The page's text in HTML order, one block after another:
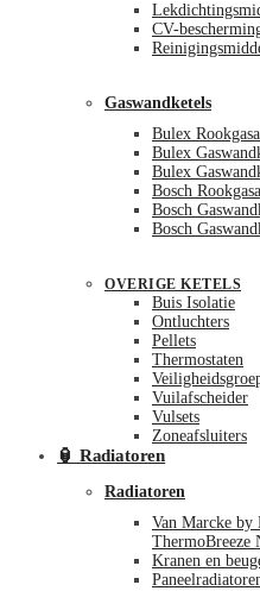
CV-
Gaswandketels
Bulex
Bulex
Bulex
Bosch
Bosch
Bosch
OVERIGE KETELS
Buis Isolatie
Ontluchters
Pellets
Thermostaten
Vuilafscheider
Vulsets
Zoneafsluiters
🏮 Radiatoren
Radiatoren
Van Marcke by
ThermoBreeze
Kranen en